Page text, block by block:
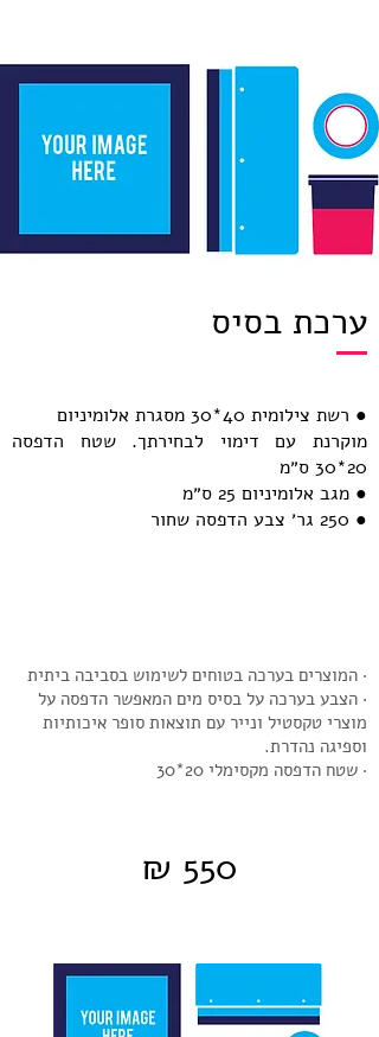
ערכת בסיס
● רשת צילומית 40*30 מסגרת אלומיניום
מוקרנת עם דימוי לבחירתך. שטח הדפסה
20*30 ס״מ
● מגב אלומיניום 25 ס״מ
● 250 גר׳ צבע הדפסה שחור
· המוצרים בערכה בטוחים לשימוש בסביבה ביתית
· הצבע בערכה על בסיס מים המאפשר הדפסה על
מוצרי טקסטיל ונייר עם תוצאות סופר איכותיות
וספיגה נהדרת.
· שטח הדפסה מקסימלי 20*30
550 ₪